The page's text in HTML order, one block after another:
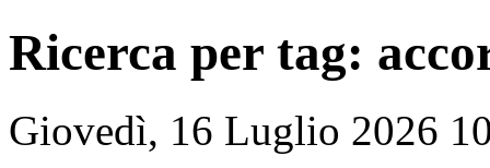
Ricerca per tag:
Giovedì, 16 Luglio 2026